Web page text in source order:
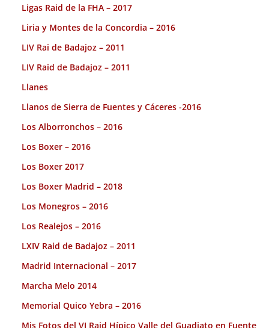
Ligas Raid de la FHA – 2017
Liria y Montes de la Concordia – 2016
LIV Rai de Badajoz – 2011
LIV Raid de Badajoz – 2011
Llanes
Llanos de Sierra de Fuentes y Cáceres -2016
Los Alborronchos – 2016
Los Boxer – 2016
Los Boxer 2017
Los Boxer Madrid – 2018
Los Monegros – 2016
Los Realejos – 2016
LXIV Raid de Badajoz – 2011
Madrid Internacional – 2017
Marcha Melo 2014
Memorial Quico Yebra – 2016
Mis Fotos del VI Raid Hípico Valle del Guadiato en Fuente